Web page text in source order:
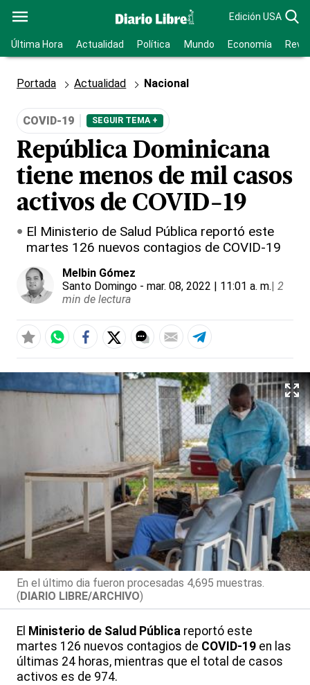
Edición USA
Última Hora Actualidad Política Mundo Economía
Portada Actualidad Nacional
COVID-19 SEGUIR TEMA +
República Dominicana
tiene menos de mil casos
activos de COVID-19
El Ministerio de Salud Pública reportó este
martes 126 nuevos contagios de COVID-19
Melbin Gómez
Santo Domingo - mar. 08, 2022 | 11:01 a. m.| 2
min de lectura
En el último dia fueron procesadas 4,695 muestras.
(DIARIO LIBRE/ARCHIVO)
El Ministerio de Salud Pública reportó este
martes 126 nuevos contagios de COVID-19 en las
últimas 24 horas, mientras que el total de casos
activos es de 974.